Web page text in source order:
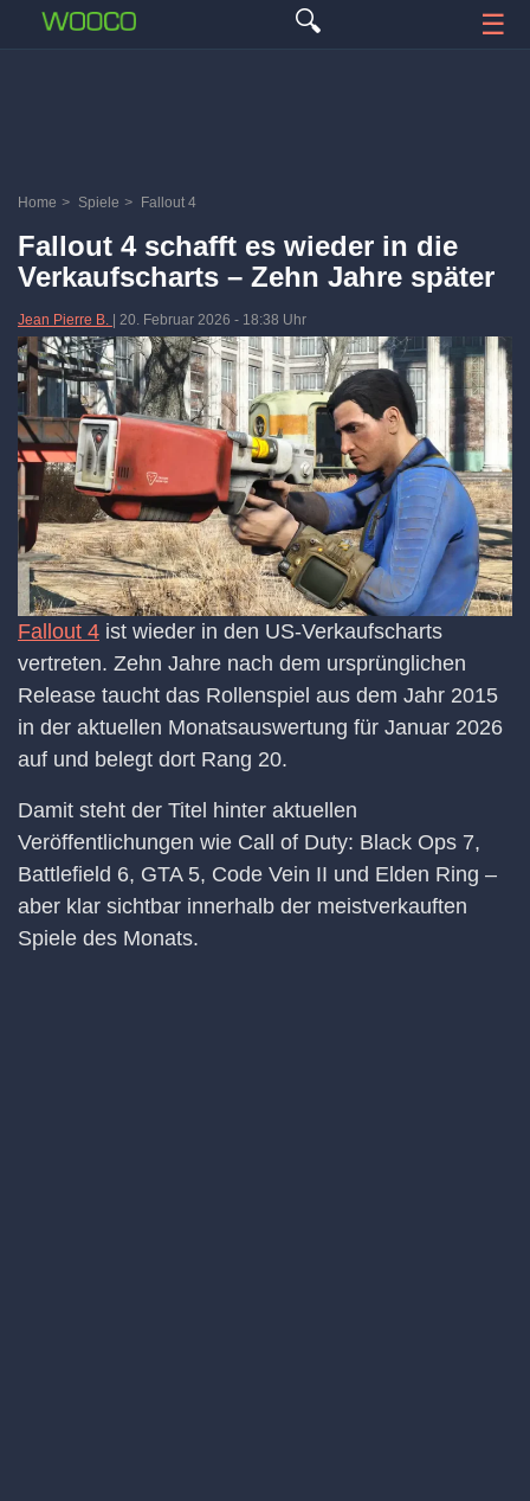
🔍 ☰
Home > Spiele > Fallout 4
Fallout 4 schafft es wieder in die
Verkaufscharts – Zehn Jahre später
Jean Pierre B. 20. Februar 2026 - 18:38 Uhr
Fallout 4 ist wieder in den US-Verkaufscharts
vertreten. Zehn Jahre nach dem ursprünglichen
Release taucht das Rollenspiel aus dem Jahr 2015
in der aktuellen Monatsauswertung für Januar 2026
auf und belegt dort Rang 20.
Damit steht der Titel hinter aktuellen
Veröffentlichungen wie Call of Duty: Black Ops 7,
Battlefield 6, GTA 5, Code Vein II und Elden Ring –
aber klar sichtbar innerhalb der meistverkauften
Spiele des Monats.